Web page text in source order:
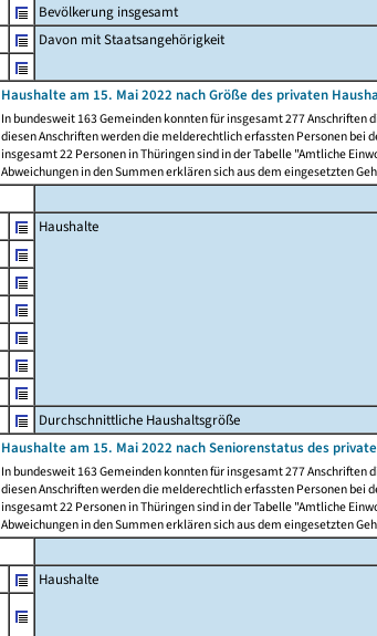
Bevölkerung insgesamt
Davon mit Staatsangehörigkeit
Haushalte am 15. Mai 2022 nach Größe des privaten
In bundesweit 163 Gemeinden konnten für insgesamt 277
diesen Anschriften werden die melderechtlich erfassten Personen
insgesamt 22 Personen in Thüringen sind in der Tabelle "Amtliche
Abweichungen in den Summen erklären sich aus dem eingesetzten
Haushalte
Durchschnittliche Haushaltsgröße
Haushalte am 15. Mai 2022 nach Seniorenstatus des
In bundesweit 163 Gemeinden konnten für insgesamt 277
diesen Anschriften werden die melderechtlich erfassten Personen
insgesamt 22 Personen in Thüringen sind in der Tabelle "Amtliche
Abweichungen in den Summen erklären sich aus dem eingesetzten
Haushalte